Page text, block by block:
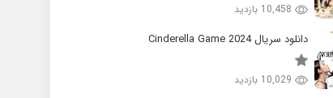
10,458 بازدید
دانلود سریال 2024 Cinderella Game
10,029 بازدید